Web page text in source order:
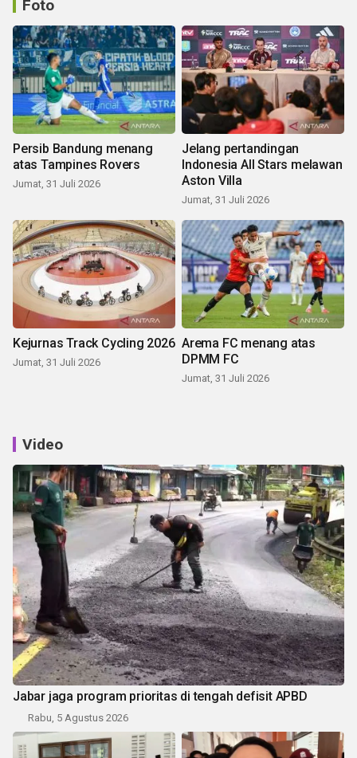
Foto
Persib Bandung menang
atas Tampines Rovers
Jumat, 31 Juli 2026
Jelang pertandingan
Indonesia All Stars melawan
Aston Villa
Jumat, 31 Juli 2026
Kejurnas Track Cycling 2026
Jumat, 31 Juli 2026
Arema FC menang atas
DPMM FC
Jumat, 31 Juli 2026
Video
Jabar jaga program prioritas di tengah defisit APBD
Rabu, 5 Agustus 2026